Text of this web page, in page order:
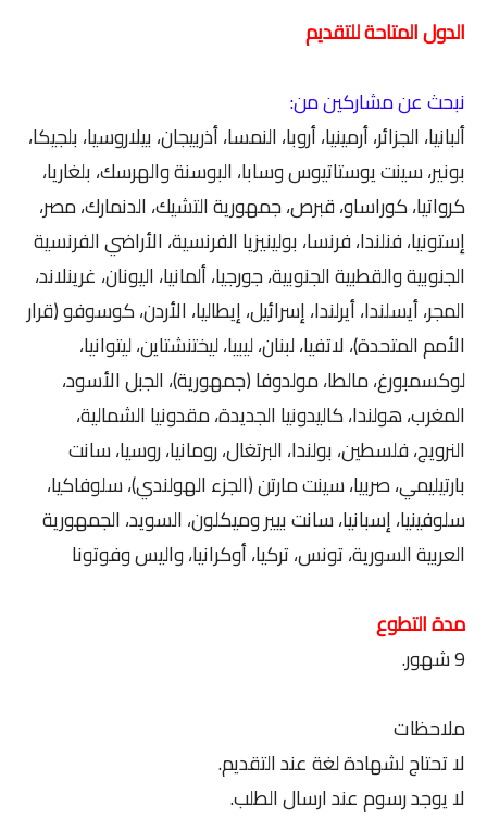
الدول المتاحة للتقديم
نبحث عن مشاركين من:
ألبانيا، الجزائر، أرمينيا، أروبا، النمسا، أذربيجان، بيلاروسيا، بلجيكا،
بونير، سينت يوستاتيوس وسابا، البوسنة والهرسك، بلغاريا،
كرواتيا، كوراساو، قبرص، جمهورية التشيك، الدنمارك، مصر،
إستونيا، فنلندا، فرنسا، بولينيزيا الفرنسية، الأراضي الفرنسية
الجنوبية والقطبية الجنوبية، جورجيا، ألمانيا، اليونان، غرينلاند،
المجر، أيسلندا، أيرلندا، إسرائيل، إيطاليا، الأردن، كوسوفو (قرار
الأمم المتحدة)، لاتفيا، لبنان، ليبيا، ليختنشتاين، ليتوانيا،
لوكسمبورغ، مالطا، مولدوفا (جمهورية)، الجبل الأسود،
المغرب، هولندا، كاليدونيا الجديدة، مقدونيا الشمالية،
النرويج، فلسطين، بولندا، البرتغال، رومانيا، روسيا، سانت
بارتيليمي، صربيا، سينت مارتن (الجزء الهولندي)، سلوفاكيا،
سلوفينيا، إسبانيا، سانت بيير وميكلون، السويد، الجمهورية
العربية السورية، تونس، تركيا، أوكرانيا، واليس وفوتونا
مدة التطوع
9 شهور.
ملاحظات
لا تحتاج لشهادة لغة عند التقديم.
لا يوجد رسوم عند ارسال الطلب.